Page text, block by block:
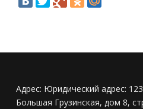
Адрес: Юридический адрес:
Большая Грузинская, дом 8,